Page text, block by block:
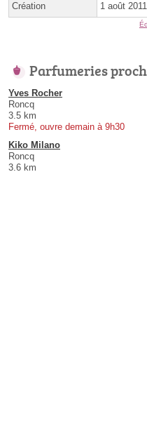
Création 1 août 2011
Parfumeries
Yves Rocher
Roncq
3.5 km
Fermé, ouvre demain à 9h30
Kiko Milano
Roncq
3.6 km